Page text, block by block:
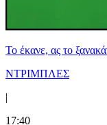
Το έκανε, ας το
ΝΤΡΙΜΠΛΕΣ
|
17:40